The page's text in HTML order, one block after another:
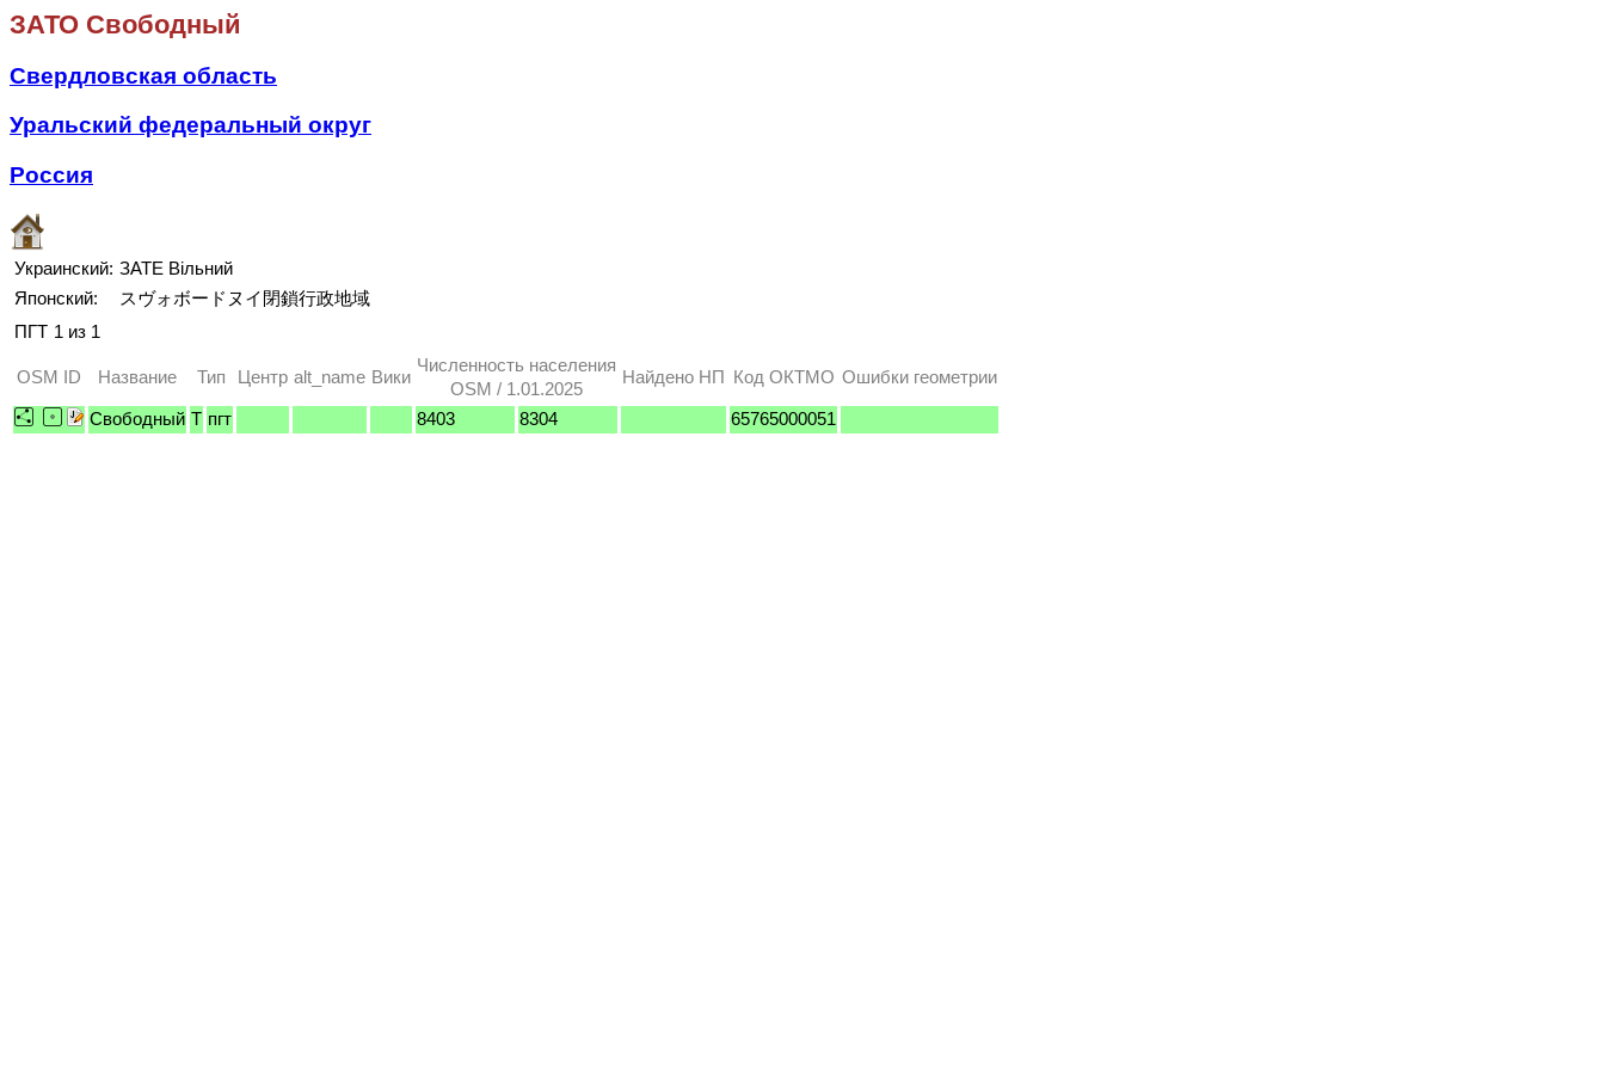
ЗАТО Свободный
Свердловская область
Уральский федеральный округ
Россия
Украинский: ЗАТЕ Вільний
Японский:
スヴォボードヌイ閉鎖行政地域
ПГТ 1 из 1
OSM ID Название Тип Центр alt_name Вики
Численность населения
OSM / 1.01.2025
Найдено НП Код ОКТМО Ошибки геометрии
Свободный T пгт 8403 8304 65765000051